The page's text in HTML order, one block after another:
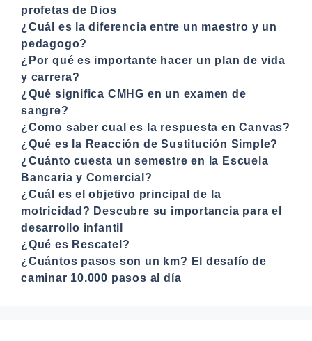
profetas de Dios
¿Cuál es la diferencia entre un maestro y un
pedagogo?
¿Por qué es importante hacer un plan de vida
y carrera?
¿Qué significa CMHG en un examen de
sangre?
¿Como saber cual es la respuesta en Canvas?
¿Qué es la Reacción de Sustitución Simple?
¿Cuánto cuesta un semestre en la Escuela
Bancaria y Comercial?
¿Cuál es el objetivo principal de la
motricidad? Descubre su importancia para el
desarrollo infantil
¿Qué es Rescatel?
¿Cuántos pasos son un km? El desafío de
caminar 10.000 pasos al día